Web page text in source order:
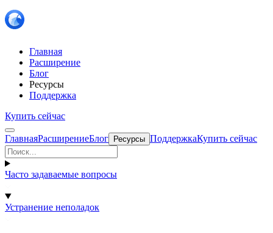
Главная
Расширение
Блог
Ресурсы
Поддержка
Купить сейчас
ГлавнаяРасширениеБлог Ресурсы ПоддержкаКупить сейчас
Часто задаваемые вопросы
Устранение неполадок